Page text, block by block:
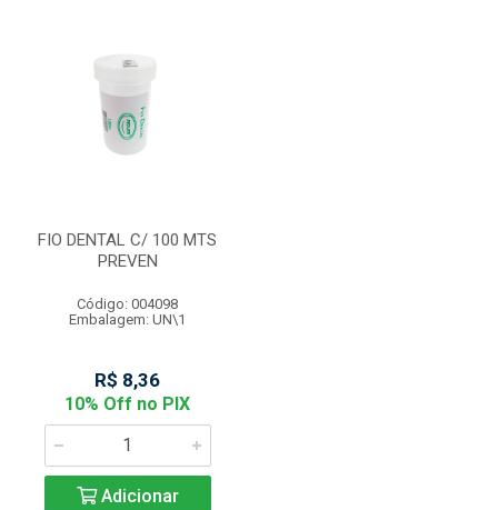
FIO DENTAL C/ 100 MTS
PREVEN
Código: 004098
Embalagem: UN\1
R$ 8,36
10% Off no PIX
Adicionar